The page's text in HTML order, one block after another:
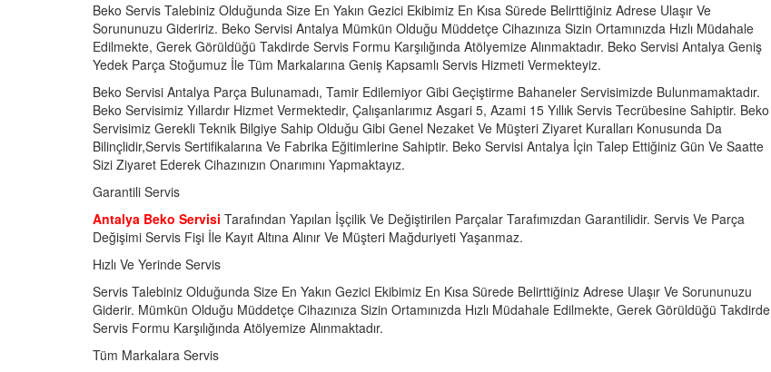
Beko Servis Talebiniz Olduğunda Size En Yakın Gezici Ekibimiz En Kısa Sürede Belirttiğiniz Adrese Ulaşır Ve
Sorununuzu Gideririz. Beko Servisi Antalya Mümkün Olduğu Müddetçe Cihazınıza Sizin Ortamınızda Hızlı Müdahale
Edilmekte, Gerek Görüldüğü Takdirde Servis Formu Karşılığında Atölyemize Alınmaktadır. Beko Servisi Antalya Geniş
Yedek Parça Stoğumuz İle Tüm Markalarına Geniş Kapsamlı Servis Hizmeti Vermekteyiz.
Beko Servisi Antalya Parça Bulunamadı, Tamir Edilemiyor Gibi Geçiştirme Bahaneler Servisimizde Bulunmamaktadır.
Beko Servisimiz Yıllardır Hizmet Vermektedir, Çalışanlarımız Asgari 5, Azami 15 Yıllık Servis Tecrübesine Sahiptir. Beko
Servisimiz Gerekli Teknik Bilgiye Sahip Olduğu Gibi Genel Nezaket Ve Müşteri Ziyaret Kuralları Konusunda Da
Bilinçlidir,Servis Sertifikalarına Ve Fabrika Eğitimlerine Sahiptir. Beko Servisi Antalya İçin Talep Ettiğiniz Gün Ve Saatte
Sizi Ziyaret Ederek Cihazınızın Onarımını Yapmaktayız.
Garantili Servis
Antalya Beko Servisi Tarafından Yapılan İşçilik Ve Değiştirilen Parçalar Tarafımızdan Garantilidir. Servis Ve Parça
Değişimi Servis Fişi İle Kayıt Altına Alınır Ve Müşteri Mağduriyeti Yaşanmaz.
Hızlı Ve Yerinde Servis
Servis Talebiniz Olduğunda Size En Yakın Gezici Ekibimiz En Kısa Sürede Belirttiğiniz Adrese Ulaşır Ve Sorununuzu
Giderir. Mümkün Olduğu Müddetçe Cihazınıza Sizin Ortamınızda Hızlı Müdahale Edilmekte, Gerek Görüldüğü Takdirde
Servis Formu Karşılığında Atölyemize Alınmaktadır.
Tüm Markalara Servis